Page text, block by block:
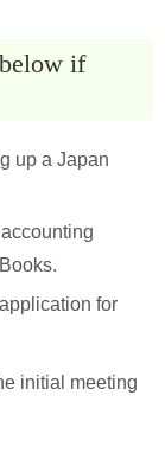
if
up a Japan
for
initial meeting